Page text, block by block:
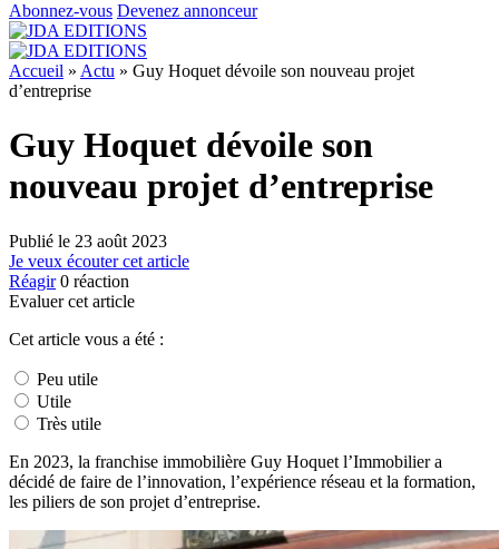
Abonnez-vous Devenez annonceur
Accueil » Actu » Guy Hoquet dévoile son nouveau projet
d’entreprise
Guy Hoquet dévoile son
nouveau projet d’entreprise
Publié le 23 août 2023
Je veux écouter cet article
Réagir 0 réaction
Evaluer cet article
Cet article vous a été :
Peu utile
Utile
Très utile
En 2023, la franchise immobilière Guy Hoquet l’Immobilier a
décidé de faire de l’innovation, l’expérience réseau et la formation,
les piliers de son projet d’entreprise.